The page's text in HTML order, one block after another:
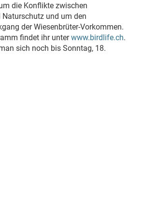
die Konflikte zwischen
Naturschutz und um den
der Wiesenbrüter-Vorkommen.
findet ihr unterwww.birdlife.ch.
sich noch bis Sonntag, 18.